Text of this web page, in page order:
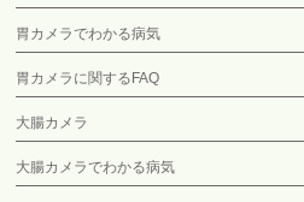
胃カメラでわかる病気
胃カメラに関するFAQ
大腸カメラ
大腸カメラでわかる病気